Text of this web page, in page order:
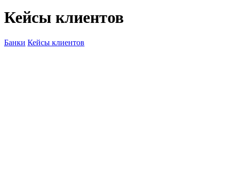
Кейсы клиентов
Банки Кейсы клиентов